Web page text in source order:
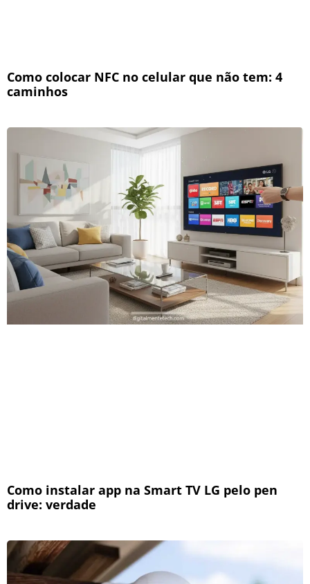
Como colocar NFC no celular que não tem: 4
caminhos
Como instalar app na Smart TV LG pelo pen
drive: verdade